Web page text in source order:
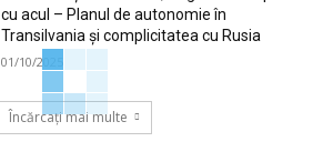
cu acul – Planul de autonomie în
Transilvania și complicitatea cu Rusia
01/10/2025
Încărcați mai multe